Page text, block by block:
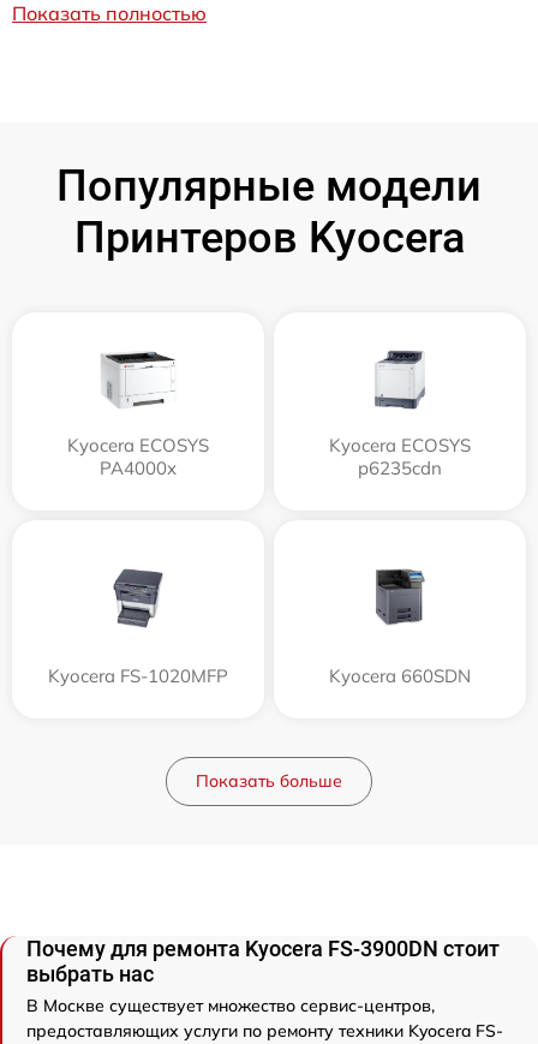
Показать полностью
Популярные модели
Принтеров Kyocera
Kyocera ECOSYS
PA4000x
Kyocera ECOSYS
p6235cdn
Kyocera FS-1020MFP Kyocera 660SDN
Показать больше
Почему для ремонта Kyocera FS-3900DN стоит
выбрать нас
В Москве существует множество сервис-центров,
предоставляющих услуги по ремонту техники Kyocera FS-